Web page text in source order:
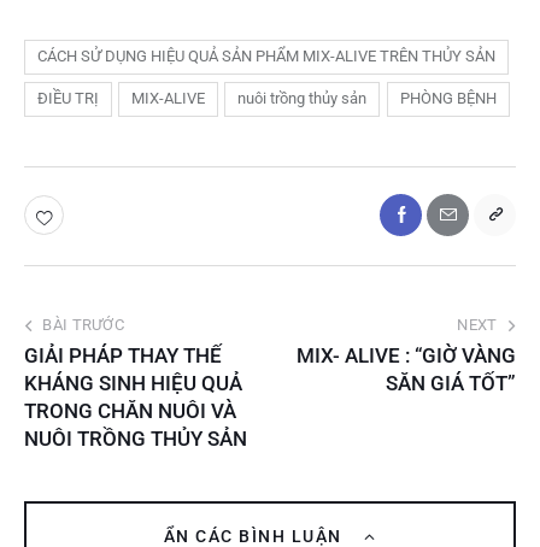
CÁCH SỬ DỤNG HIỆU QUẢ SẢN PHẨM MIX-ALIVE TRÊN THỦY SẢN
ĐIỀU TRỊ MIX-ALIVE nuôi trồng thủy sản PHÒNG BỆNH
BÀI TRƯỚC
GIẢI PHÁP THAY THẾ
KHÁNG SINH HIỆU QUẢ
TRONG CHĂN NUÔI VÀ
NUÔI TRỒNG THỦY SẢN
NEXT
MIX- ALIVE : “GIỜ VÀNG
SĂN GIÁ TỐT”
ẨN CÁC BÌNH LUẬN